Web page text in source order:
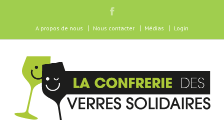
A propos de nous Nous contacter Médias Login